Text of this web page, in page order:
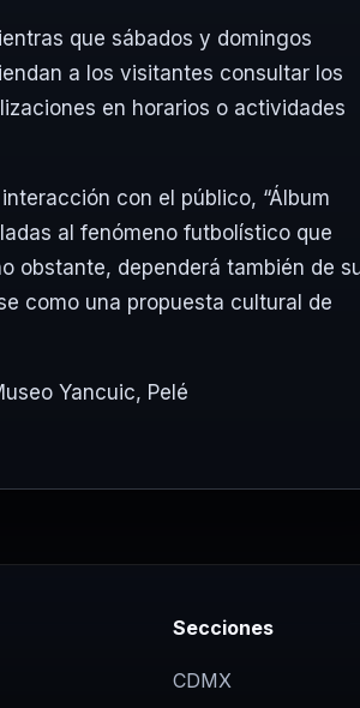
que sábados y domingos
a los visitantes consultar los
en horarios o actividades
con el público, “Álbum
al fenómeno futbolístico que
obstante, dependerá también de
como una propuesta cultural de
Yancuic, Pelé
Secciones
CDMX